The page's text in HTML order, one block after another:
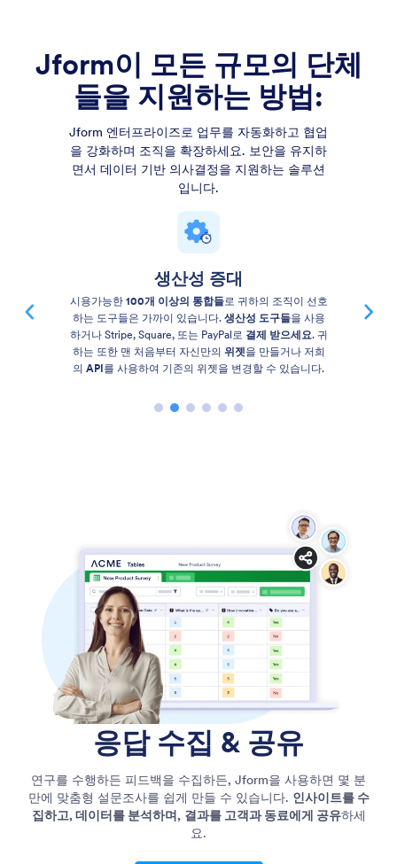
Jform이 모든 규모의 단체
들을 지원하는 방법:
Jform 엔터프라이즈로 업무를 자동화하고 협업
을 강화하며 조직을 확장하세요. 보안을 유지하
면서 데이터 기반 의사결정을 지원하는 솔루션
입니다.
다용도의 작업공간
업무와 프로젝트에 맞는 승인 워크플로우를 자동화 하세
요.시각적인 보고서를 생성해 팀 성과를 분석하고프로
젝트 진행 상황을 모니터링하세요. 마감일을 놓치지 않
도록 맞춤형 리마인더 이메일과 알림도 보낼 수 있습니
다.
응답 수집 & 공유
연구를 수행하든 피드백을 수집하든, Jform을 사용하면 몇 분
만에 맞춤형 설문조사를 쉽게 만들 수 있습니다. 인사이트를 수
집하고, 데이터를 분석하며, 결과를 고객과 동료에게 공유하세
요.